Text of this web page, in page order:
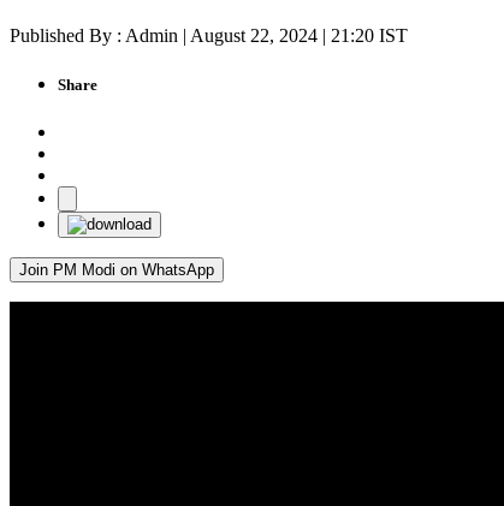
Published By : Admin | August 22, 2024 | 21:20 IST
Share
Join PM Modi on WhatsApp